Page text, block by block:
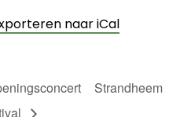
naar iCal
Strandheem